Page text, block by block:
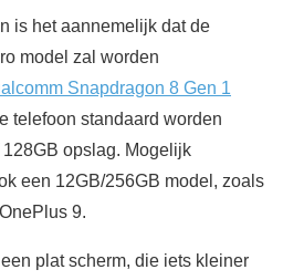
is het aannemelijk dat de
model zal worden
Snapdragon 8 Gen 1
telefoon standaard worden
opslag. Mogelijk
een 12GB/256GB model, zoals
9.
plat scherm, die iets kleiner